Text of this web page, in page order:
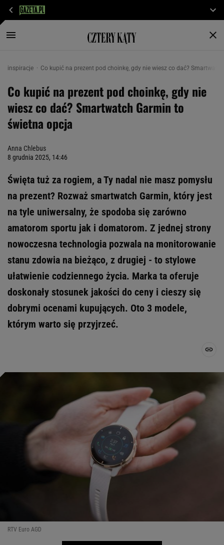
inspiracje Co kupić na prezent pod choinkę, gdy nie wiesz co dać?
Co kupić na prezent pod choinkę, gdy nie
wiesz co dać? Smartwatch Garmin to
świetna opcja
Anna Chlebus
8 grudnia 2025, 14:46
Święta tuż za rogiem, a Ty nadal nie masz pomysłu
na prezent? Rozważ smartwatch Garmin, który jest
na tyle uniwersalny, że spodoba się zarówno
amatorom sportu jak i domatorom. Z jednej strony
nowoczesna technologia pozwala na monitorowanie
stanu zdowia na bieżąco, z drugiej - to stylowe
ułatwienie codziennego życia. Marka ta oferuje
doskonały stosunek jakości do ceny i cieszy się
dobrymi ocenami kupujących. Oto 3 modele,
którym warto się przyjrzeć.
RTV Euro AGD